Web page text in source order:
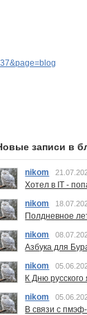
записи в
nikom
Хотел в IT -
nikom
Полдневное
nikom
Азбука для
nikom
К Дню русского
nikom
В связи с